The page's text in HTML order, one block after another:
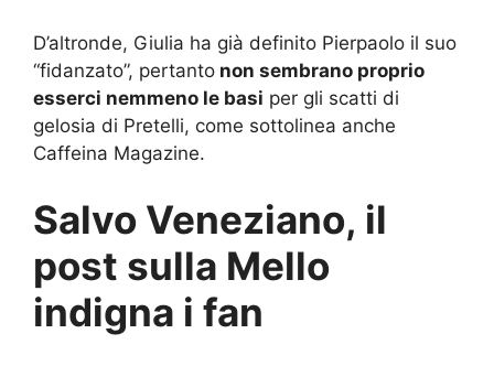
D’altronde, Giulia ha già definito Pierpaolo il suo
“fidanzato”, pertanto non sembrano proprio
esserci nemmeno le basi per gli scatti di
gelosia di Pretelli, come sottolinea anche
Caffeina Magazine.
Salvo Veneziano, il
post sulla Mello
indigna i fan